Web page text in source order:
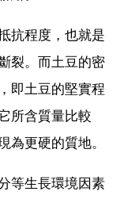
抗程度，也就是
裂。而土豆的密
即土豆的堅實程
所含質量比較
為更硬的質地。
等生長環境因素